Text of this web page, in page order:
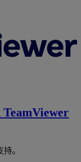
TeamViewer
。